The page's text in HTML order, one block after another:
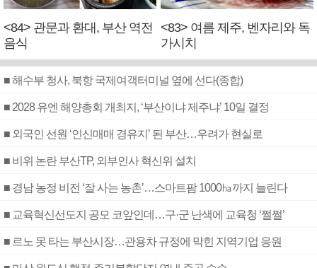
<84> 관문과 환대, 부산 역전
음식
<83> 여름 제주, 벤자리와 독
가시치
■ 해수부 청사, 북항 국제여객터미널 옆에 선다(종합)
■ 2028 유엔 해양총회 개최지, ‘부산이냐 제주냐’ 10일 결정
■ 외국인 선원 ‘인신매매 경유지’ 된 부산…우려가 현실로
■ 비위 논란 부산TP, 외부인사 혁신위 설치
■ 경남 농정 비전 ‘잘 사는 농촌’…스마트팜 1000㏊까지 늘린다
■ 교육혁신선도지 공모 코앞인데…구·군 난색에 교육청 ‘쩔쩔’
■ 르노 못 타는 부산시장…관용차 규정에 막힌 지역기업 응원